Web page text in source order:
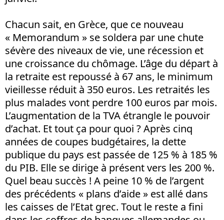
Chacun sait, en Grèce, que ce nouveau
« Memorandum » se soldera par une chute
sévère des niveaux de vie, une récession et
une croissance du chômage. L’âge du départ à
la retraite est repoussé à 67 ans, le minimum
vieillesse réduit à 350 euros. Les retraités les
plus malades vont perdre 100 euros par mois.
L’augmentation de la TVA étrangle le pouvoir
d’achat. Et tout ça pour quoi ? Après cinq
années de coupes budgétaires, la dette
publique du pays est passée de 125 % à 185 %
du PIB. Elle se dirige à présent vers les 200 %.
Quel beau succès ! A peine 10 % de l’argent
des précédents « plans d’aide » est allé dans
les caisses de l’Etat grec. Tout le reste a fini